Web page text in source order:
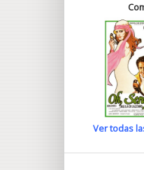
Ver todas